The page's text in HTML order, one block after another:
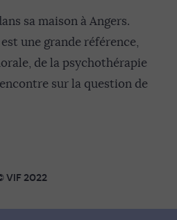
sa maison à Angers.
une grande référence,
de la psychothérapie
sur la question de
VIF 2022
VIF